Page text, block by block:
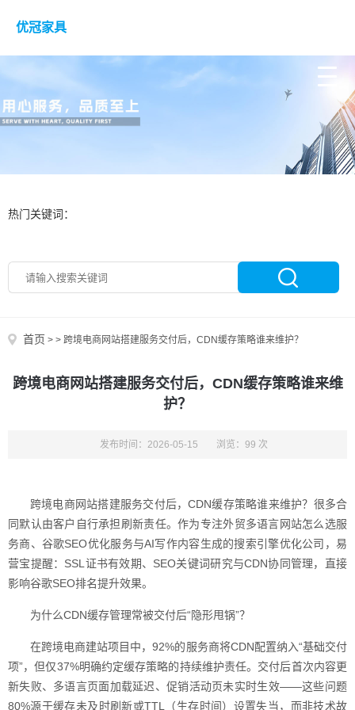
优冠家具
热门关键词：
首页 > > 跨境电商网站搭建服务交付后，CDN缓存策略谁来维护？
跨境电商网站搭建服务交付后，CDN缓存策略谁来维
护？
发布时间：2026-05-15 浏览：99 次
跨境电商网站搭建服务交付后，CDN缓存策略谁来维护？很多合
同默认由客户自行承担刷新责任。作为专注外贸多语言网站怎么选服
务商、谷歌SEO优化服务与AI写作内容生成的搜索引擎优化公司，易
营宝提醒：SSL证书有效期、SEO关键词研究与CDN协同管理，直接
影响谷歌SEO排名提升效果。
为什么CDN缓存管理常被交付后“隐形甩锅”？
在跨境电商建站项目中，92%的服务商将CDN配置纳入“基础交付
项”，但仅37%明确约定缓存策略的持续维护责任。交付后首次内容更
新失败、多语言页面加载延迟、促销活动页未实时生效——这些问题
80%源于缓存未及时刷新或TTL（生存时间）设置失当，而非技术故